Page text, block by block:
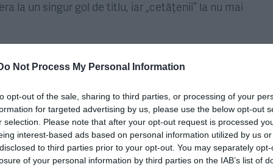
Not Process My Personal Information
opt-out of the sale, sharing to third parties, or processing of your
for targeted advertising by us, please use the below opt-out
selection. Please note that after your opt-out request is processed
interest-based ads based on personal information utilized by us
to third parties prior to your opt-out. You may separately
of your personal information by third parties on the IAB’s list of
la un singur gol de titlu, iar „cetățenii” la nu mai
să-l definească, la declarațiile de după meci, Pep
făcute de acesta, într-un context de
de trei ori în numai 6 minute, pentru o victorie
față de iconicul succes de titlu al lui Kun
urmă. Cu patru titluri în ultimele cinci sezoane,
impune de-acum o adevărată hegemonie